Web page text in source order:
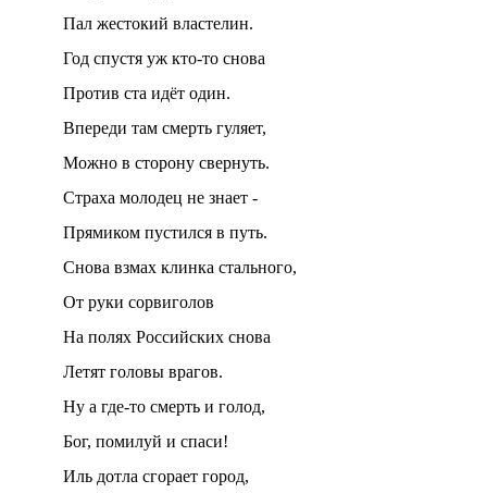
Пал жестокий властелин.
Год спустя уж кто-то снова
Против ста идёт один.
Впереди там смерть гуляет,
Можно в сторону свернуть.
Страха молодец не знает -
Прямиком пустился в путь.
Снова взмах клинка стального,
От руки сорвиголов
На полях Российских снова
Летят головы врагов.
Ну а где-то смерть и голод,
Бог, помилуй и спаси!
Иль дотла сгорает город,